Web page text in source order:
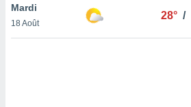
en
le
Mardi
18 Août
28° /